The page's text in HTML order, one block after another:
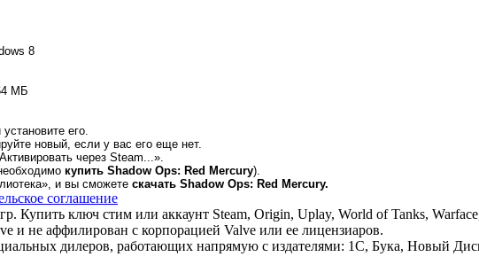
8
МБ
его.
новый, если у вас его еще нет.
через Steam...».
купить Shadow Ops: Red Mercury).
и вы сможете скачать Shadow Ops: Red Mercury.
соглашение
Купить ключ стим или аккаунт Steam, Origin, Uplay, World of Tanks,
и не аффилирован с корпорацией Valve или ее лицензиаров.
дилеров, работающих напрямую с издателями: 1С, Бука, Новый